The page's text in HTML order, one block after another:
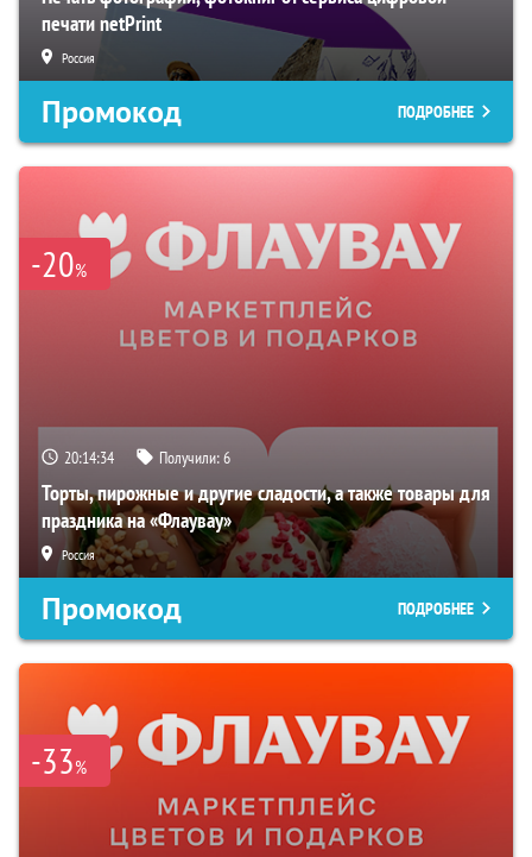
печати netPrint
Россия
Промокод ПОДРОБНЕЕ
-20%
20:14:33 Получили:6
Торты, пирожные и другие сладости, а также товары для
праздника на «Флаувау»
Россия
Промокод ПОДРОБНЕЕ
-33%